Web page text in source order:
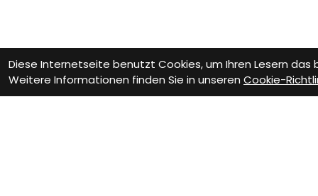
Diese Internetseite benutzt Cookies, um Ihren Lesern
Weitere Informationen finden Sie in unseren Cookie-